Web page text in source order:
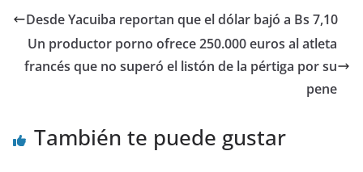
Desde Yacuiba reportan que el dólar bajó a Bs 7,10
Un productor porno ofrece 250.000 euros al atleta
francés que no superó el listón de la pértiga por su
pene
También te puede gustar